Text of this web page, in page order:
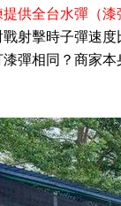
提供全台水彈（
射擊時子彈速
彈相同？商家